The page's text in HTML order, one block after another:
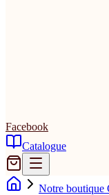
Facebook
Catalogue
Notre